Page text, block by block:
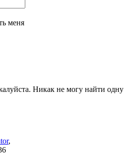
меня
Никак не могу найти
,